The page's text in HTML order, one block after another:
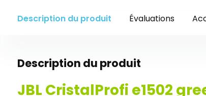
Description du produit Évaluations
Description du produit
JBL CristalProfi e1502